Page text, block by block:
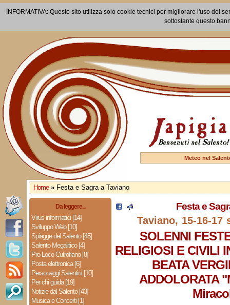
INFORMATIVA: Questo sito utilizza solo cookie tecnici per migliorare l'uso dei
sottostante questo
Meteo nel
Home » Festa e Sagra a Taviano
Da leggere...
Virus informatici [14]
Sviluppo Web [10]
Spiagge del Salento [45]
Salento Megalitico [4]
Pro Loco Cutrofiano [8]
Posta elettronica [6]
Personaggi Salentini [10]
Per chi guida [19]
Notizie dal Salento [43]
Musica e Concerti [1]
Festa e
Taviano, 15-16-17
SOLENNI
RELIGIOSI E CIVILI
BEATA
ADDOLORATA